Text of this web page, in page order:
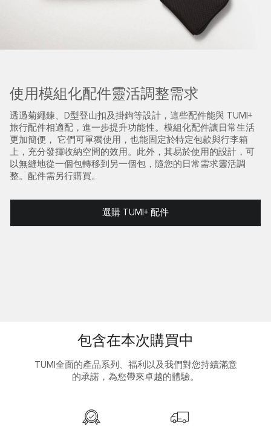
使用模組化配件靈活調整需求
透過菊繩鍊、D型登山扣及掛鉤等設計，這些配件能與 TUMI+
旅行配件相適配，進一步提升功能性。模組化配件讓日常生活
更加簡便， 它們可單獨使用，也能固定於特定包款與行李箱
上，充分發揮收納空間的效用。此外，其易於使用的設計，可
以無縫地從一個包轉移到另一個包，隨您的日常需求靈活調
整。配件需另行購買。
選購 TUMI+ 配件
包含在本次購買中
TUMI全面的產品系列、福利以及我們對您持續滿意
的承諾，為您帶來卓越的體驗。